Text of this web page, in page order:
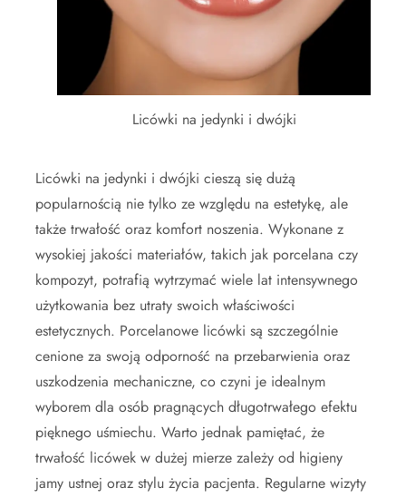
Licówki na jedynki i dwójki
Licówki na jedynki i dwójki cieszą się dużą
popularnością nie tylko ze względu na estetykę, ale
także trwałość oraz komfort noszenia. Wykonane z
wysokiej jakości materiałów, takich jak porcelana czy
kompozyt, potrafią wytrzymać wiele lat intensywnego
użytkowania bez utraty swoich właściwości
estetycznych. Porcelanowe licówki są szczególnie
cenione za swoją odporność na przebarwienia oraz
uszkodzenia mechaniczne, co czyni je idealnym
wyborem dla osób pragnących długotrwałego efektu
pięknego uśmiechu. Warto jednak pamiętać, że
trwałość licówek w dużej mierze zależy od higieny
jamy ustnej oraz stylu życia pacjenta. Regularne wizyty